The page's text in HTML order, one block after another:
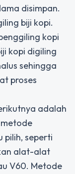
disimpan.
biji kopi.
kopi
kopi digiling
sehingga
proses
adalah
pilih, seperti
alat-alat
V60. Metode